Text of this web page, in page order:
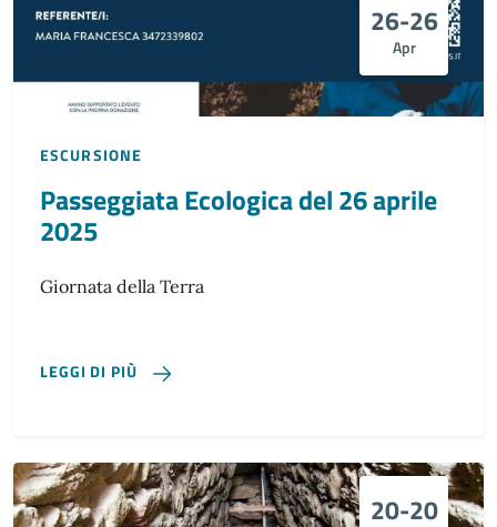
26-26
Apr
ESCURSIONE
Passeggiata Ecologica del 26 aprile
2025
Giornata della Terra
LEGGI DI PIÙ
20-20